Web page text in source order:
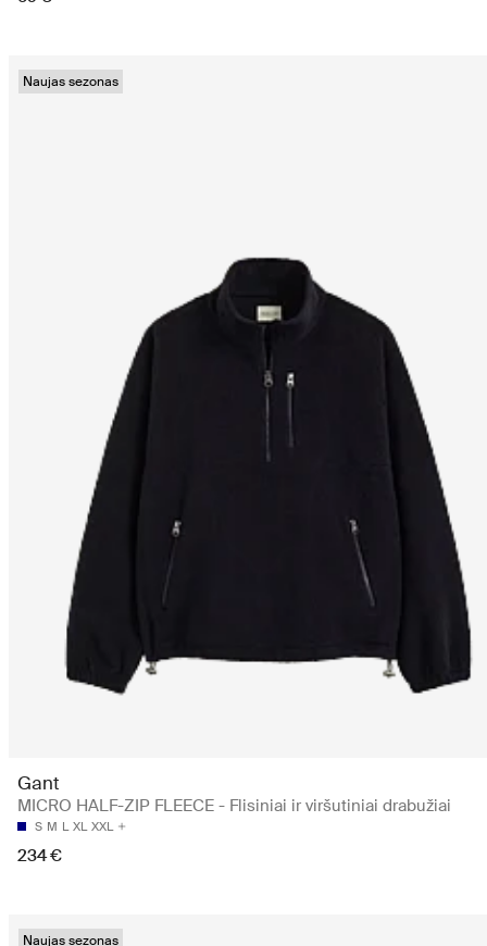
Naujas sezonas
Gant
MICRO HALF-ZIP FLEECE - Flisiniai ir viršutiniai drabužiai
S M L XL XXL
234 €
Naujas sezonas